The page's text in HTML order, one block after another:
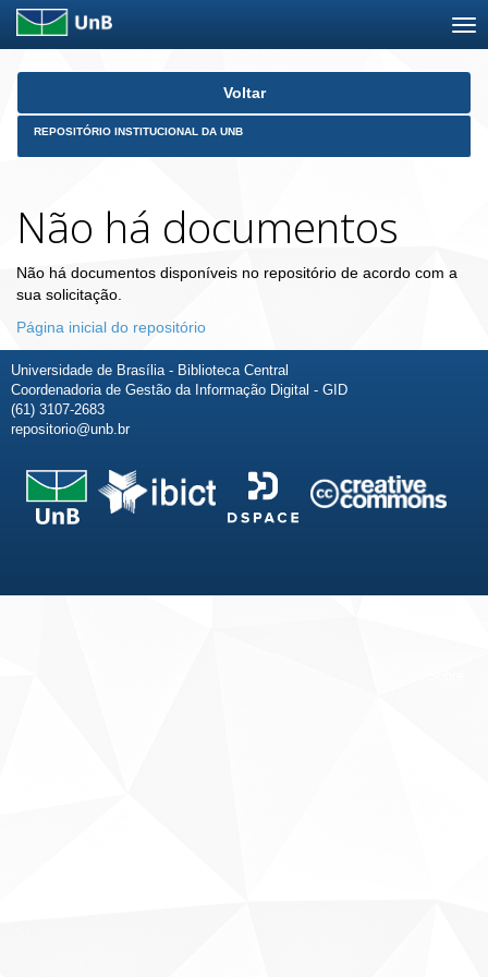
Skip
Voltar
REPOSITÓRIO INSTITUCIONAL DA UNB
Não há documentos
Não há documentos disponíveis no repositório de acordo com a
sua solicitação.
Página inicial do repositório
Universidade de Brasília - Biblioteca Central
Coordenadoria de Gestão da Informação Digital - GID
(61) 3107-2683
repositorio@unb.br